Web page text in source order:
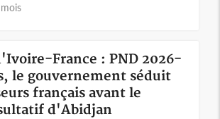
France : PND 2026-
le gouvernement séduit
français avant le
d'Abidjan